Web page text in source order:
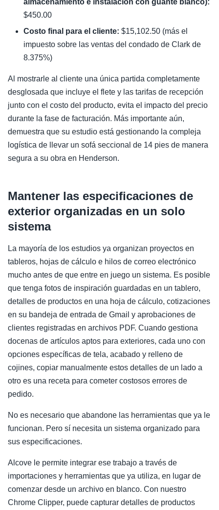
almacenamiento e instalación con guante blanco):
$450.00
Costo final para el cliente: $15,102.50 (más el
impuesto sobre las ventas del condado de Clark de
8.375%)
Al mostrarle al cliente una única partida completamente
desglosada que incluye el flete y las tarifas de recepción
junto con el costo del producto, evita el impacto del precio
durante la fase de facturación. Más importante aún,
demuestra que su estudio está gestionando la compleja
logística de llevar un sofá seccional de 14 pies de manera
segura a su obra en Henderson.
Mantener las especificaciones de
exterior organizadas en un solo
sistema
La mayoría de los estudios ya organizan proyectos en
tableros, hojas de cálculo e hilos de correo electrónico
mucho antes de que entre en juego un sistema. Es posible
que tenga fotos de inspiración guardadas en un tablero,
detalles de productos en una hoja de cálculo, cotizaciones
en su bandeja de entrada de Gmail y aprobaciones de
clientes registradas en archivos PDF. Cuando gestiona
docenas de artículos aptos para exteriores, cada uno con
opciones específicas de tela, acabado y relleno de
cojines, copiar manualmente estos detalles de un lado a
otro es una receta para cometer costosos errores de
pedido.
No es necesario que abandone las herramientas que ya le
funcionan. Pero sí necesita un sistema organizado para
sus especificaciones.
Alcove le permite integrar ese trabajo a través de
importaciones y herramientas que ya utiliza, en lugar de
comenzar desde un archivo en blanco. Con nuestro
Chrome Clipper, puede capturar detalles de productos